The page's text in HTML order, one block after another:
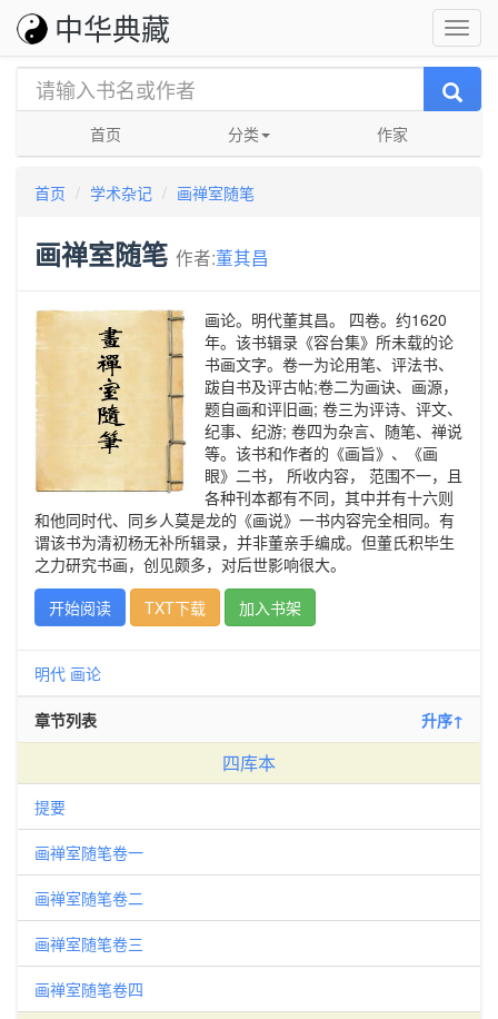
中华典藏
首页 分类 作家
首页 学术杂记 画禅室随笔
画禅室随笔 作者:董其昌
画论。明代董其昌。 四卷。约1620
年。该书辑录《容台集》所未载的论
书画文字。卷一为论用笔、评法书、
跋自书及评古帖;卷二为画诀、画源，
题自画和评旧画; 卷三为评诗、评文、
纪事、纪游; 卷四为杂言、随笔、禅说
等。该书和作者的《画旨》、《画
眼》二书， 所收内容， 范围不一，且
各种刊本都有不同，其中并有十六则
和他同时代、同乡人莫是龙的《画说》一书内容完全相同。有
谓该书为清初杨无补所辑录，并非董亲手编成。但董氏积毕生
之力研究书画，创见颇多，对后世影响很大。
开始阅读
TXT下载 加入书架
明代 画论
章节列表 升序↑
四库本
提要
画禅室随笔卷一
画禅室随笔卷二
画禅室随笔卷三
画禅室随笔卷四